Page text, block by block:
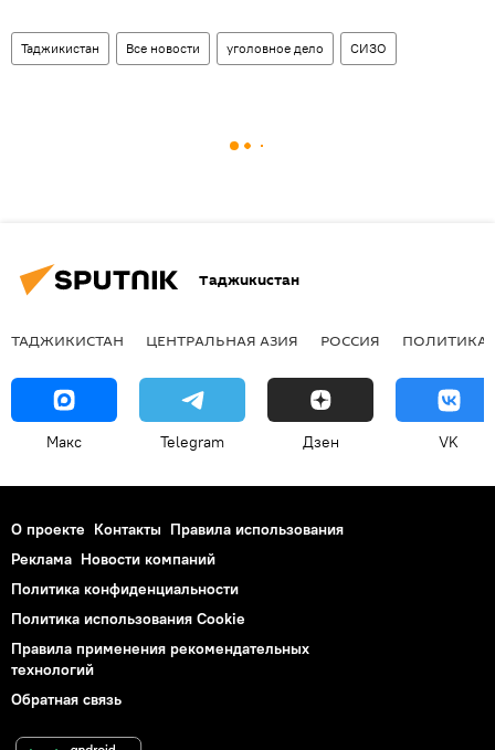
Таджикистан Все новости уголовное дело СИЗО
Таджикистан
ТАДЖИКИСТАН ЦЕНТРАЛЬНАЯ АЗИЯ РОССИЯ ПОЛИТИКА
Макс Telegram Дзен VK
О проекте Контакты Правила использования
Реклама Новости компаний
Политика конфиденциальности
Политика использования Cookie
Правила применения рекомендательных
технологий
Обратная связь